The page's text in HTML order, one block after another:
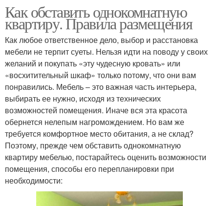
Как обставить однокомнатную
квартиру. Правила размещения
Как любое ответственное дело, выбор и расстановка
мебели не терпит суеты. Нельзя идти на поводу у своих
желаний и покупать «эту чудесную кровать» или
«восхитительный шкаф» только потому, что они вам
понравились. Мебель – это важная часть интерьера,
выбирать ее нужно, исходя из технических
возможностей помещения. Иначе вся эта красота
обернется нелепым нагромождением. Но вам же
требуется комфортное место обитания, а не склад?
Поэтому, прежде чем обставить однокомнатную
квартиру мебелью, постарайтесь оценить возможности
помещения, способы его перепланировки при
необходимости: